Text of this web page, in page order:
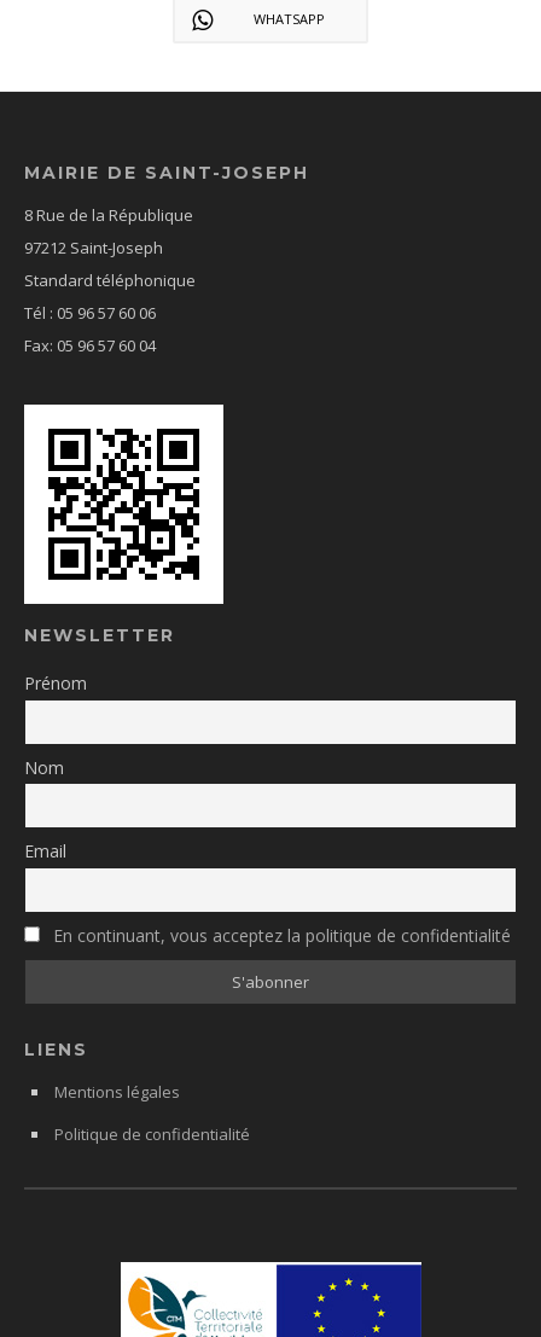
WHATSAPP
MAIRIE DE SAINT-JOSEPH
8 Rue de la République
97212 Saint-Joseph
Standard téléphonique
Tél : 05 96 57 60 06
Fax: 05 96 57 60 04
NEWSLETTER
Prénom
Nom
Email
En continuant, vous acceptez la politique de confidentialité
LIENS
Mentions légales
Politique de confidentialité